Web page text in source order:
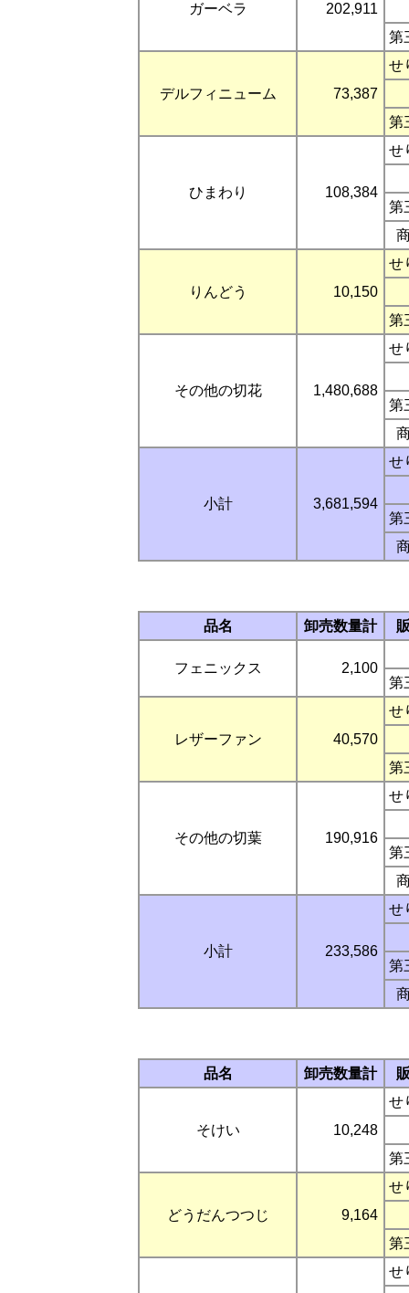
ガーベラ
202,911
第
デルフィニューム 73,387
せ
第
ひまわり 108,384
せ
第
りんどう 10,150
せ
第
その他の切花 1,480,688
せ
第
小計 3,681,594
せ
第
品名 卸売数量計
フェニックス
2,100
第
レザーファン 40,570
せ
第
その他の切葉 190,916
せ
第
小計 233,586
せ
第
品名 卸売数量計
そけい 10,248
せ
第
どうだんつつじ 9,164
せ
第
せ